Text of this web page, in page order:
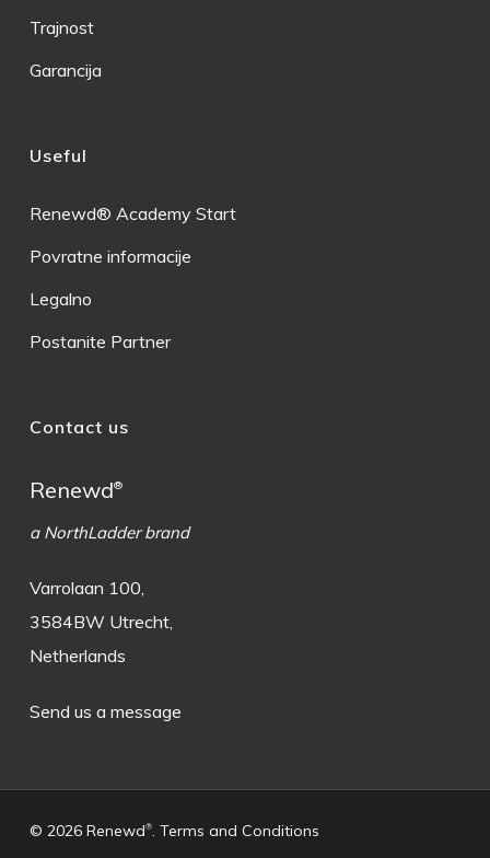
Trajnost
Garancija
Useful
Renewd® Academy Start
Povratne informacije
Legalno
Postanite Partner
Contact us
Renewd®
a NorthLadder brand
Varrolaan 100,
3584BW Utrecht,
Netherlands
Send us a message
© 2026 Renewd®. Terms and Conditions